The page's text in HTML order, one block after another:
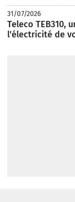
31/07/2026
Teleco TEB310,
l'électricité de